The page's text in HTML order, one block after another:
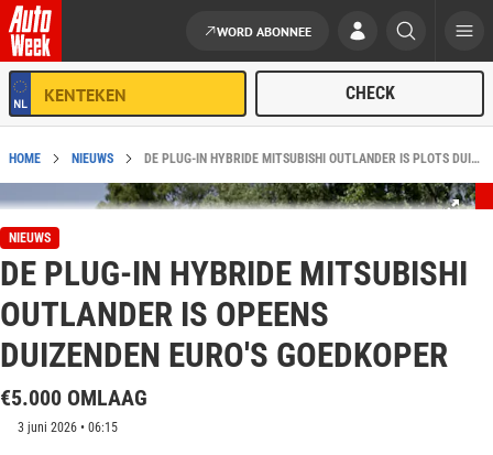
Ga naar de inhoud
WORD ABONNEE
HOME NIEUWS DE PLUG-IN HYBRIDE MITSUBISHI OUTLANDER IS PLOTS DUIZENDEN EURO'S GOEDKOPER
NIEUWS
DE PLUG-IN HYBRIDE MITSUBISHI
OUTLANDER IS OPEENS
DUIZENDEN EURO'S GOEDKOPER
€5.000 OMLAAG
3 juni 2026 • 06:15